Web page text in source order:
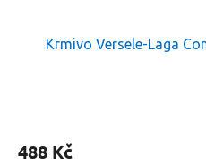
Krmivo Versele-Laga
488 Kč